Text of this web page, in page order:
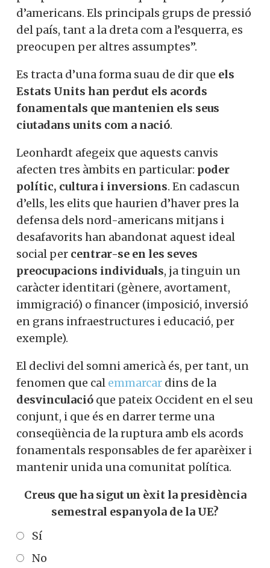
d’americans. Els principals grups de pressió
del país, tant a la dreta com a l’esquerra, es
preocupen per altres assumptes”.
Es tracta d’una forma suau de dir que els
Estats Units han perdut els acords
fonamentals que mantenien els seus
ciutadans units com a nació.
Leonhardt afegeix que aquests canvis
afecten tres àmbits en particular: poder
polític, cultura i inversions. En cadascun
d’ells, les elits que haurien d’haver pres la
defensa dels nord-americans mitjans i
desafavorits han abandonat aquest ideal
social per centrar-se en les seves
preocupacions individuals, ja tinguin un
caràcter identitari (gènere, avortament,
immigració) o financer (imposició, inversió
en grans infraestructures i educació, per
exemple).
El declivi del somni americà és, per tant, un
fenomen que cal emmarcar dins de la
desvinculació que pateix Occident en el seu
conjunt, i que és en darrer terme una
conseqüència de la ruptura amb els acords
fonamentals responsables de fer aparèixer i
mantenir unida una comunitat política.
Creus que ha sigut un èxit la presidència
semestral espanyola de la UE?
Sí
No